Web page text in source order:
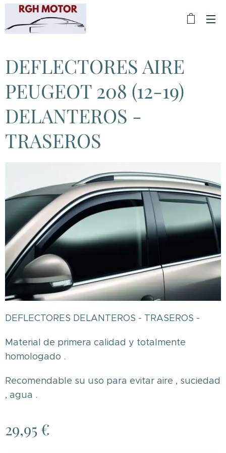
DEFLECTORES AIRE
PEUGEOT 208 (12-19)
DELANTEROS -
TRASEROS
DEFLECTORES DELANTEROS - TRASEROS -
Material de primera calidad y totalmente
homologado .
Recomendable su uso para evitar aire , suciedad
, agua .
29,95 €